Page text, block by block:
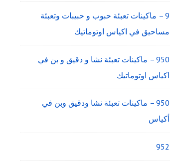
9 – ماكينات تعبئة حبوب و حبيبات وتعبئة
مساحيق في اكياس اوتوماتيك
950 – ماكينات تعبئة نشا و دقيق و بن في
اكياس اوتوماتيك
950 – ماكينات تعبئة نشا ودقيق وبن في
أكياس
952